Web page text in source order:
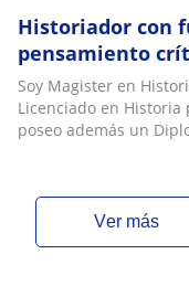
Historiador con
pensamiento
de la sociedad
Soy Magister en
Licenciado en
poseo además un
ver más